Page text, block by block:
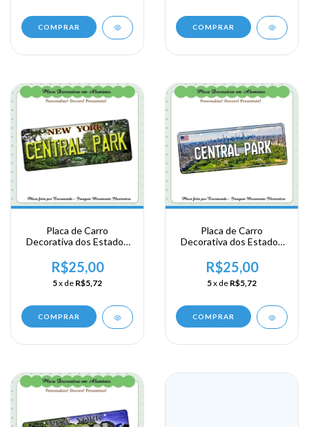
COMPRAR COMPRAR
Placa de Carro
Decorativa dos Estados
New York - Central Park
R$25,00
5x de R$5,72
COMPRAR
Placa de Carro
Decorativa dos Estados
New York - Central Park
R$25,00
5x de R$5,72
COMPRAR